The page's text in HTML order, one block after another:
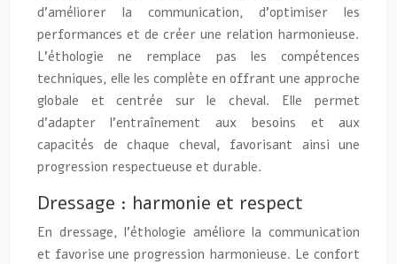
d’améliorer la communication, d’optimiser les
performances et de créer une relation harmonieuse.
L’éthologie ne remplace pas les compétences
techniques, elle les complète en offrant une approche
globale et centrée sur le cheval. Elle permet
d’adapter l’entraînement aux besoins et aux
capacités de chaque cheval, favorisant ainsi une
progression respectueuse et durable.
Dressage : harmonie et respect
En dressage, l’éthologie améliore la communication
et favorise une progression harmonieuse. Le confort